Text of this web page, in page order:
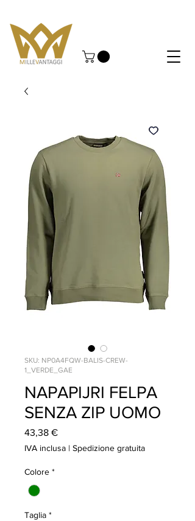
SKU: NP0A4FQW-BALIS-CREW-
1_VERDE_GAE
NAPAPIJRI FELPA
SENZA ZIP UOMO
43,38 €Prezzo
IVA inclusa | Spedizione gratuita
Colore *
Taglia *